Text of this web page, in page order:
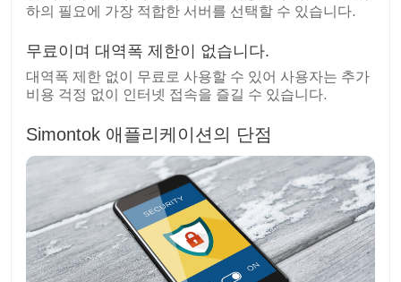
하의 필요에 가장 적합한 서버를 선택할 수 있습니다.
무료이며 대역폭 제한이 없습니다.
대역폭 제한 없이 무료로 사용할 수 있어 사용자는 추가
비용 걱정 없이 인터넷 접속을 즐길 수 있습니다.
Simontok 애플리케이션의 단점